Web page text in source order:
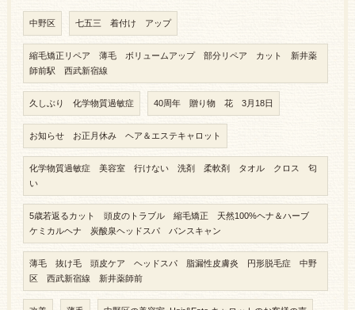
中野区 七五三 着付け アップ
縮毛矯正リペア 薄毛 ボリュームアップ 部分リペア カット 新井薬
師前駅 西武新宿線
久しぶり 化学物質過敏症 40周年 贈り物 花 3月18日
お知らせ お正月休み ヘア＆エステキャロット
化学物質過敏症 美容室 行けない 洗剤 柔軟剤 タオル クロス 匂
い
5歳若返るカット 頭皮のトラブル 縮毛矯正 天然100%ヘナ＆ハーブ
ケミカルヘナ 炭酸泉ヘッドスパ バンスキャン
薄毛 抜け毛 頭皮ケア ヘッドスパ 脂漏性皮膚炎 円形脱毛症 中野
区 西武新宿線 新井薬師前